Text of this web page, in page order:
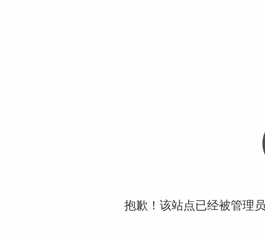
抱歉！该站点已经被管理